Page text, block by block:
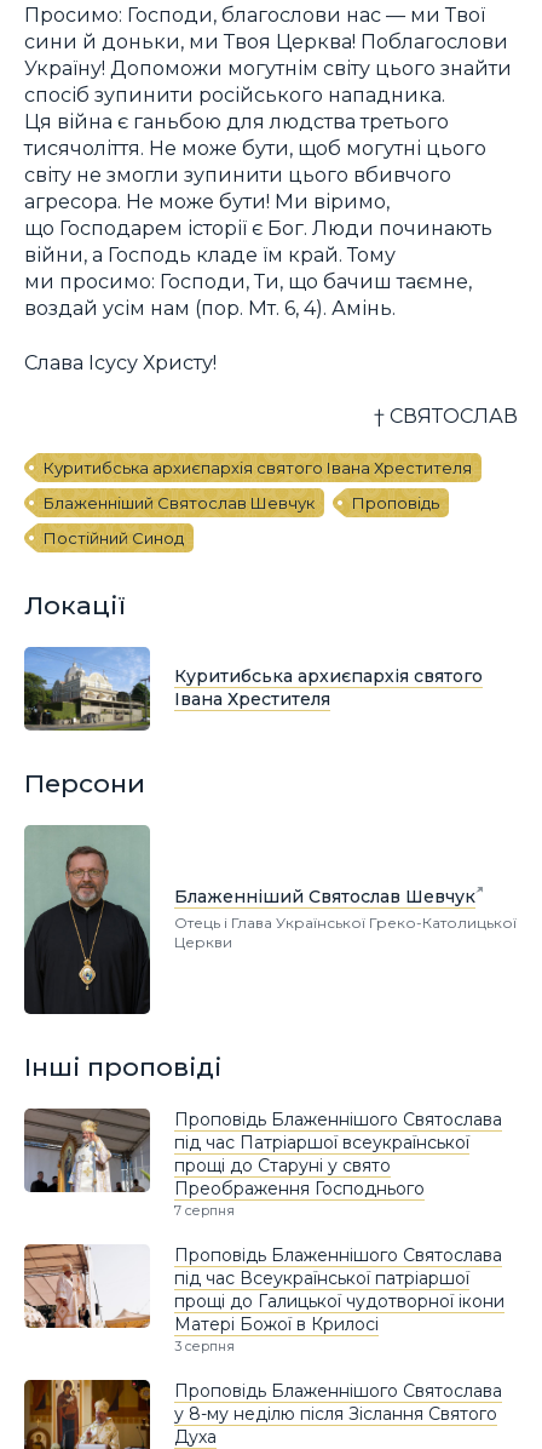
Просимо: Господи, благослови нас — ми Твої
сини й доньки, ми Твоя Церква! Поблагослови
Україну! Допоможи могутнім світу цього знайти
спосіб зупинити російського нападника.
Ця війна є ганьбою для людства третього
тисячоліття. Не може бути, щоб могутні цього
світу не змогли зупинити цього вбивчого
агресора. Не може бути! Ми віримо,
що Господарем історії є Бог. Люди починають
війни, а Господь кладе їм край. Тому
ми просимо: Господи, Ти, що бачиш таємне,
воздай усім нам (пор. Мт. 6, 4). Амінь.
Слава Ісусу Христу!
† СВЯТОСЛАВ
Куритибська архиєпархія святого Івана Хрестителя
Блаженніший Святослав Шевчук
Проповідь
Постійний Синод
Локації
Куритибська архиєпархія святого
Івана Хрестителя
Персони
Блаженніший Святослав Шевчук
Отець і Глава Української Греко-Католицької
Церкви
Інші проповіді
Проповідь Блаженнішого Святослава
під час Патріаршої всеукраїнської
прощі до Старуні у свято
Преображення Господнього
7 серпня
Проповідь Блаженнішого Святослава
під час Всеукраїнської патріаршої
прощі до Галицької чудотворної ікони
Матері Божої в Крилосі
3 серпня
Проповідь Блаженнішого Святослава
у 8-му неділю після Зіслання Святого
Духа